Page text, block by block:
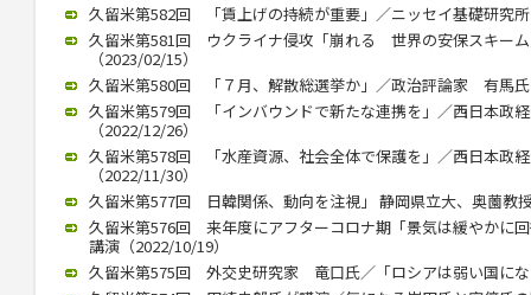
久留米第582回 「賃上げの持続が重要」／ニッセイ基礎研究
久留米第581回 ウクライナ侵攻「崩れる 世界の安保スキー
（2023/02/15）
久留米第580回 「７月、解散総選挙か」／政治評論家 有馬
久留米第579回 「インバウンドで新たな連携を」／西日本政
（2022/12/26）
久留米第578回 「水産資源、社会全体で保護を」／西日本政
（2022/11/30）
久留米第577回 日韓関係、動向を注視」 静岡県立大、奥薗教
久留米第576回 来年度にアフターコロナ期「景気は緩やかに
講演（2022/10/19）
久留米第575回 外交史研究家 竜口氏／「ロシアは弱い国に